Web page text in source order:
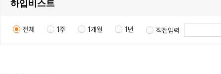
전체 1주 1개월 1년 직접입력